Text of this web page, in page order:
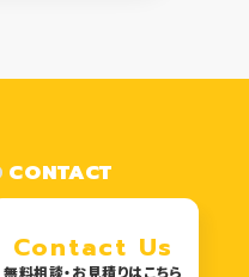
CONTACT
Contact Us
無料相談・お見積りはこちら